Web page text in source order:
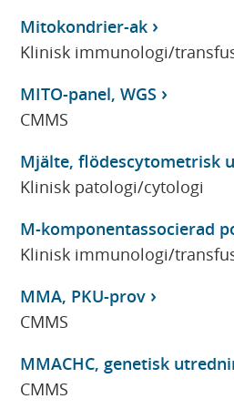
Mitokondrier-ak
Klinisk immunologi/
MITO-panel, WGS
CMMS
Mjälte, flödescytometrisk
Klinisk patologi/cytologi
M-komponentassocierad
Klinisk immunologi/
MMA, PKU-prov
CMMS
MMACHC, genetisk
CMMS